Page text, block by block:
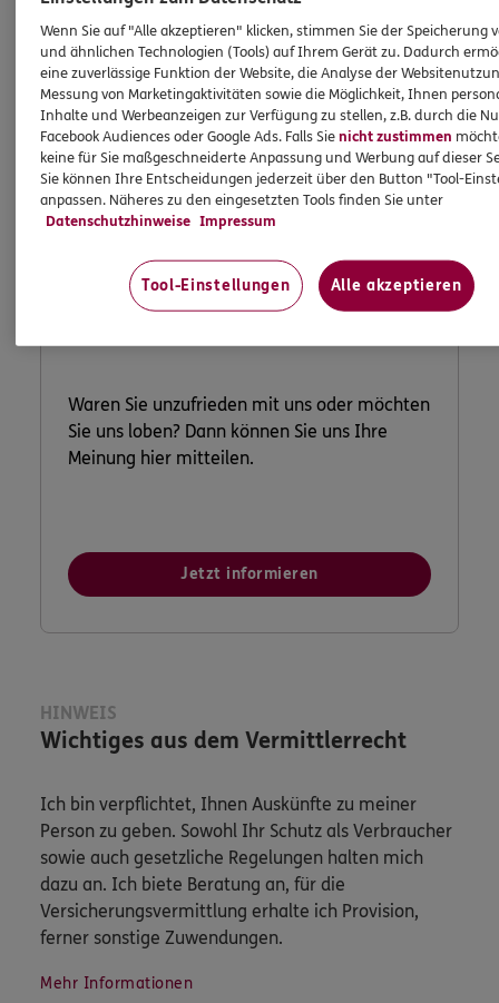
Lob und
Beschwerde
Waren Sie unzufrieden mit uns oder möchten
Sie uns loben? Dann können Sie uns Ihre
Meinung hier mitteilen.
Jetzt informieren
HINWEIS
Wichtiges aus dem Vermittlerrecht
Ich bin verpflichtet, Ihnen Auskünfte zu meiner
Person zu geben. Sowohl Ihr Schutz als Verbraucher
sowie auch gesetzliche Regelungen halten mich
dazu an. Ich biete Beratung an, für die
Versicherungsvermittlung erhalte ich Provision,
ferner sonstige Zuwendungen.
Mehr Informationen
Wenn Sie auf "Alle akzeptieren" klicken, stimmen Sie der Speicherung
und ähnlichen Technologien (Tools) auf Ihrem Gerät zu. Dadurch
eine zuverlässige Funktion der Website, die Analyse der
Messung von Marketingaktivitäten sowie die Möglichkeit, Ihnen
Inhalte und Werbeanzeigen zur Verfügung zu stellen, z.B. durch die
Facebook Audiences oder Google Ads. Falls Sienicht zustimmen
keine für Sie maßgeschneiderte Anpassung und Werbung auf dieser
Sie können Ihre Entscheidungen jederzeit über den Button "Tool-
anpassen. Näheres zu den eingesetzten Tools finden Sie unter
Datenschutzhinweise Impressum
Tool-Einstellungen Alle akzeptieren